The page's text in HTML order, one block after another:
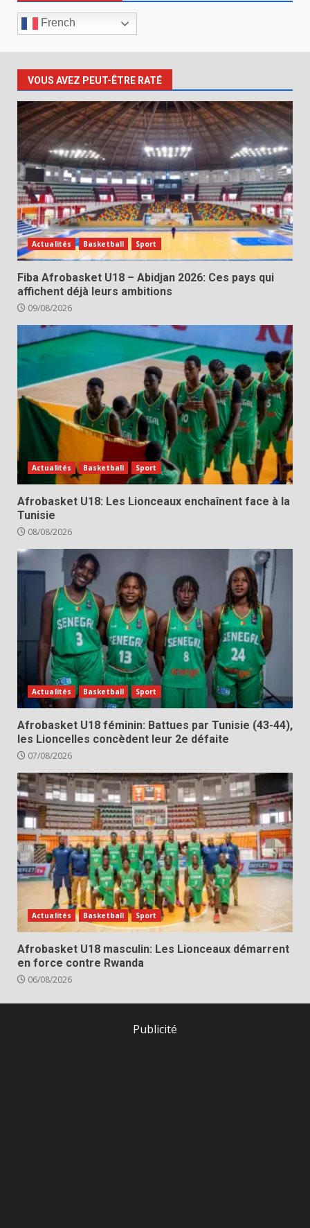
French
VOUS AVEZ PEUT-ÊTRE RATÉ
Actualités Basketball Sport
Fiba Afrobasket U18 – Abidjan 2026: Ces pays qui
affichent déjà leurs ambitions
09/08/2026
Actualités Basketball Sport
Afrobasket U18: Les Lionceaux enchaînent face à la
Tunisie
08/08/2026
Actualités Basketball Sport
Afrobasket U18 féminin: Battues par Tunisie (43-44),
les Lioncelles concèdent leur 2e défaite
07/08/2026
Actualités Basketball Sport
Afrobasket U18 masculin: Les Lionceaux démarrent
en force contre Rwanda
06/08/2026
Publicité